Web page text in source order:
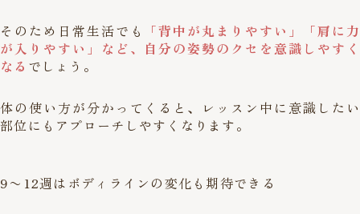
そのため日常生活でも
「背中が丸まりやすい」「肩に力
が入りやすい」など、自分の姿勢のクセを意識しやすく
なる でしょう。
体の使い方が分かってくると、レッスン中に意識したい
部位にもアプローチしやすくなります。
9〜12週はボディラインの変化も期待できる